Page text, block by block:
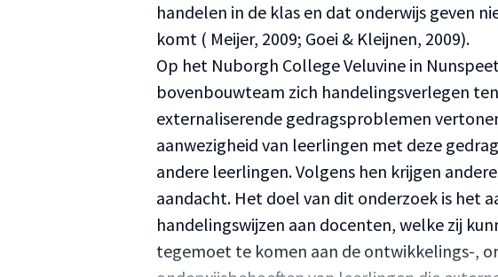
handelen in de klas en dat onderwijs geven
komt ( Meijer, 2009; Goei & Kleijnen, 2009).
Op het Nuborgh College Veluvine in
bovenbouwteam zich handelingsverlegen
externaliserende gedragsproblemen
aanwezigheid van leerlingen met deze
andere leerlingen. Volgens hen krijgen
aandacht. Het doel van dit onderzoek is het
handelingswijzen aan docenten, welke zij
tegemoet te komen aan de ontwikkelings-,